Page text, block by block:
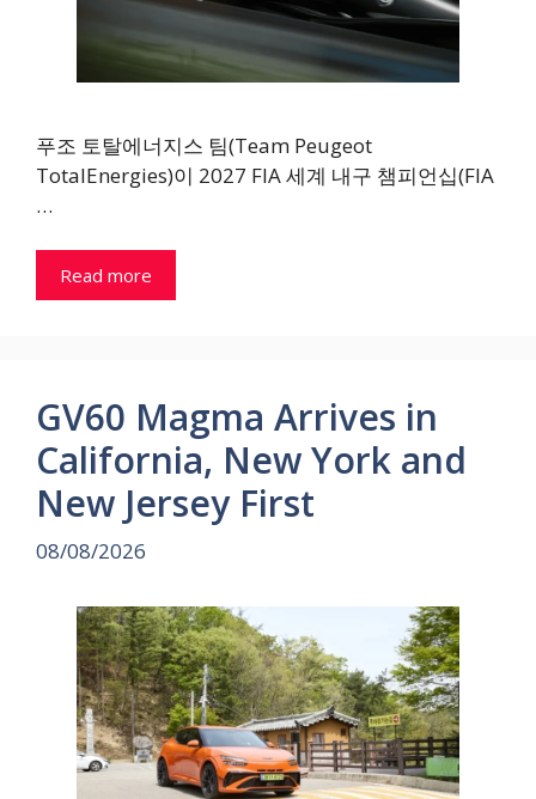
푸조 토탈에너지스 팀(Team Peugeot
TotalEnergies)이 2027 FIA 세계 내구 챔피언십(FIA
…
Read more
GV60 Magma Arrives in
California, New York and
New Jersey First
08/08/2026